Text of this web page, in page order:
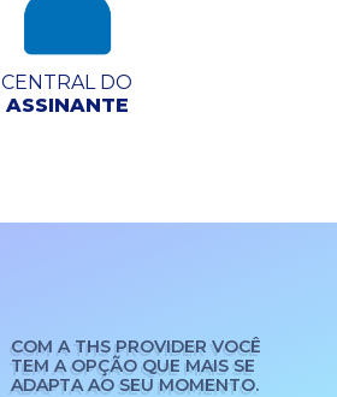
CENTRAL DO
ASSINANTE
COM A THS PROVIDER VOCÊ
TEM A OPÇÃO QUE MAIS SE
ADAPTA AO SEU MOMENTO.